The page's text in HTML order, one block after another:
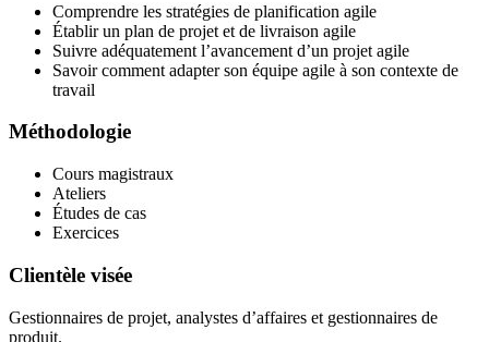
Comprendre les stratégies de planification agile
Établir un plan de projet et de livraison agile
Suivre adéquatement l’avancement d’un projet agile
Savoir comment adapter son équipe agile à son contexte de
travail
Méthodologie
Cours magistraux
Ateliers
Études de cas
Exercices
Clientèle visée
Gestionnaires de projet, analystes d’affaires et gestionnaires de
produit.